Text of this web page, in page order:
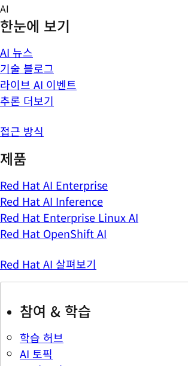
Skip
to
content
AI
한눈에 보기
AI 뉴스
기술 블로그
라이브 AI 이벤트
추론 더보기
접근 방식
제품
Red Hat AI Enterprise
Red Hat AI Inference
Red Hat Enterprise Linux AI
Red Hat OpenShift AI
Red Hat AI 살펴보기
참여 & 학습
학습 허브
AI 토픽